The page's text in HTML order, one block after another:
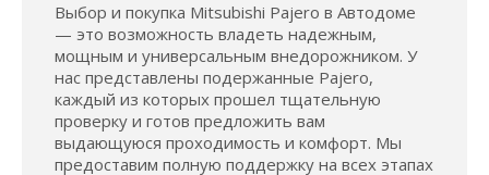
Выбор и покупка Mitsubishi Pajero в Автодоме
— это возможность владеть надежным,
мощным и универсальным внедорожником. У
нас представлены подержанные Pajero,
каждый из которых прошел тщательную
проверку и готов предложить вам
выдающуюся проходимость и комфорт. Мы
предоставим полную поддержку на всех этапах